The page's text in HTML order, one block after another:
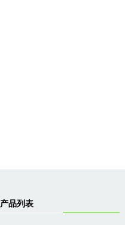
产品列表